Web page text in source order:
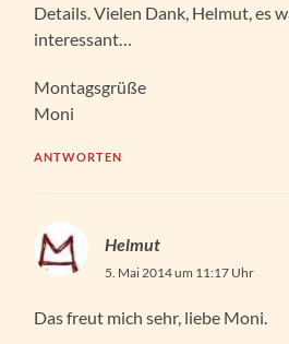
Details. Vielen Dank, Helmut, es
interessant…
Montagsgrüße
Moni
ANTWORTEN
Helmut
5. Mai 2014 um 11:17 Uhr
Das freut mich sehr, liebe Moni.